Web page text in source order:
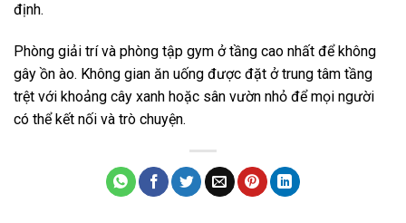
định.
Phòng giải trí và phòng tập gym ở tầng cao nhất để không
gây ồn ào. Không gian ăn uống được đặt ở trung tâm tầng
trệt với khoảng cây xanh hoặc sân vườn nhỏ để mọi người
có thể kết nối và trò chuyện.